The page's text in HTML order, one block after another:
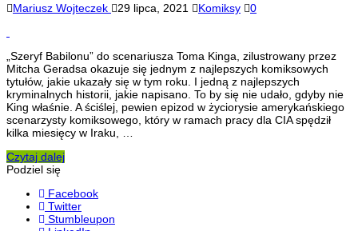
Mariusz Wojteczek 29 lipca, 2021 Komiksy 0
„Szeryf Babilonu” do scenariusza Toma Kinga, zilustrowany przez
Mitcha Geradsa okazuje się jednym z najlepszych komiksowych
tytułów, jakie ukazały się w tym roku. I jedną z najlepszych
kryminalnych historii, jakie napisano. To by się nie udało, gdyby nie
King właśnie. A ściślej, pewien epizod w życiorysie amerykańskiego
scenarzysty komiksowego, który w ramach pracy dla CIA spędził
kilka miesięcy w Iraku, …
Czytaj dalej
Podziel się
Facebook
Twitter
Stumbleupon